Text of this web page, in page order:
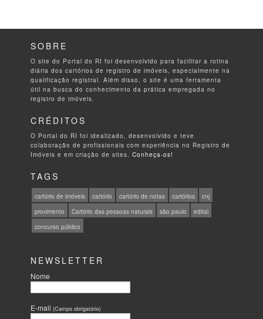
SOBRE
O site do Portal do RI foi desenvolvido para facilitar a rotina
diária dos cartórios de registro de imóveis, especialmente na
qualificação registral. Além disso, o site é uma ferramenta
útil na busca do conhecimento da prática empregada no
registro de imóveis.
CRÉDITOS
O Portal do RI foi idealizado, desenvolvido e teve
colaboração de profissionais com experiência no Registro de
Imóveis e em criação de sites.Conheça-os!
TAGS
cartório de imóveis cartório cartório de notas cartórios
cnj
provimento
Cartório das pessoas naturais são paulo
edital
concurso público
NEWSLETTER
Nome
E-mail(Campo obrigatório)